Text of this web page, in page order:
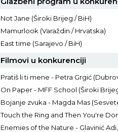
Not Jane (Široki Brijeg / BiH)
Mamurlook (Varaždin / Hrvatska)
East time (Sarajevo / BiH)
Filmovi u konkurenciji
Pratiš li ti mene - Petra Grgić
On Paper - MFF School (Široki
Bojanje zvuka - Magda Mas
Touch the Ring and Then You're
Enemies of the Nature - Glavinić